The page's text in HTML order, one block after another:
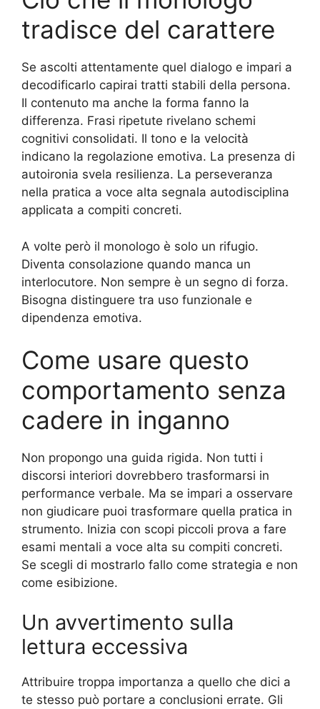
tradisce del carattere
Se ascolti attentamente quel dialogo e impari a
decodificarlo capirai tratti stabili della persona.
Il contenuto ma anche la forma fanno la
differenza. Frasi ripetute rivelano schemi
cognitivi consolidati. Il tono e la velocità
indicano la regolazione emotiva. La presenza di
autoironia svela resilienza. La perseveranza
nella pratica a voce alta segnala autodisciplina
applicata a compiti concreti.
A volte però il monologo è solo un rifugio.
Diventa consolazione quando manca un
interlocutore. Non sempre è un segno di forza.
Bisogna distinguere tra uso funzionale e
dipendenza emotiva.
Come usare questo
comportamento senza
cadere in inganno
Non propongo una guida rigida. Non tutti i
discorsi interiori dovrebbero trasformarsi in
performance verbale. Ma se impari a osservare
non giudicare puoi trasformare quella pratica in
strumento. Inizia con scopi piccoli prova a fare
esami mentali a voce alta su compiti concreti.
Se scegli di mostrarlo fallo come strategia e non
come esibizione.
Un avvertimento sulla
lettura eccessiva
Attribuire troppa importanza a quello che dici a
te stesso può portare a conclusioni errate. Gli